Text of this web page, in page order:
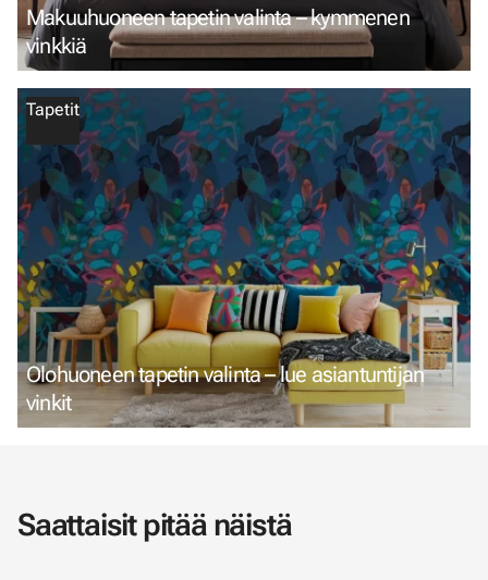
Makuuhuoneen tapetin valinta – kymmenen
vinkkiä
Tapetit
Olohuoneen tapetin valinta – lue asiantuntijan
vinkit
Saattaisit pitää näistä